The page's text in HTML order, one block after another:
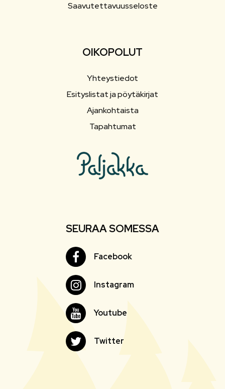
Saavutettavuusseloste
OIKOPOLUT
Yhteystiedot
Esityslistat ja pöytäkirjat
Ajankohtaista
Tapahtumat
SEURAA SOMESSA
FacebookFacebook
InstagramInstagram
YoutubeYoutube
Twitter Twitter